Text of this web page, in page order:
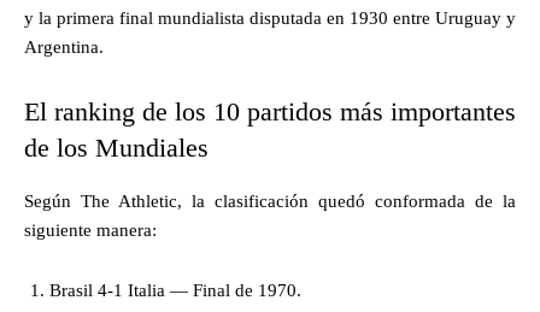
y la primera final mundialista disputada en 1930 entre Uruguay y
Argentina.
El ranking de los 10 partidos más importantes
de los Mundiales
Según The Athletic, la clasificación quedó conformada de la
siguiente manera:
Brasil 4-1 Italia — Final de 1970.